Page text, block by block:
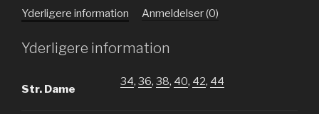
antal
Yderligere information Anmeldelser (0)
Yderligere information
Str. Dame
34, 36, 38, 40, 42, 44